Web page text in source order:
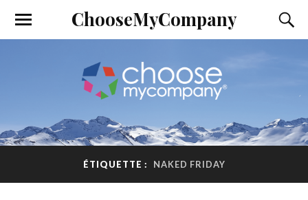
ChooseMyCompany
ÉTIQUETTE : NAKED FRIDAY